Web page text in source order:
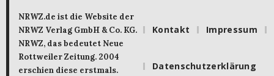
NRWZ.de ist die Website der
NRWZ Verlag GmbH & Co. KG.
NRWZ, das bedeutet Neue
Rottweiler Zeitung. 2004
erschien diese erstmals.
Kontakt Impressum
Datenschutzerklärung